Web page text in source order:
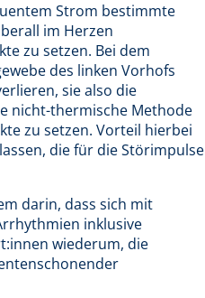
Strom bestimmte
im Herzen
zu setzen. Bei dem
des linken Vorhofs
sie also die
nicht-thermische Methode
zu setzen. Vorteil hierbei
die für die Störimpulse
darin, dass sich mit
inklusive
wiederum, die